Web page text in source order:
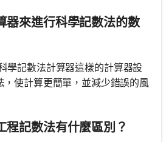
器來進行科學記數法的數
學記數法計算器這樣的計算器設
，使計算更簡單，並減少錯誤的風
程記數法有什麼區別？